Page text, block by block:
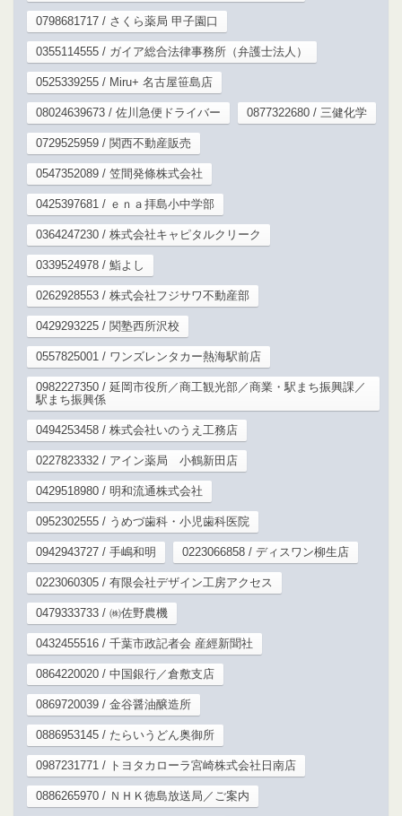
0798681717 / さくら薬局 甲子園口
0355114555 / ガイア総合法律事務所（弁護士法人）
0525339255 / Miru+ 名古屋笹島店
08024639673 / 佐川急便ドライバー 0877322680 / 三健化学
0729525959 / 関西不動産販売
0547352089 / 笠間発條株式会社
0425397681 / ｅｎａ拝島小中学部
0364247230 / 株式会社キャピタルクリーク
0339524978 / 鮨よし
0262928553 / 株式会社フジサワ不動産部
0429293225 / 関塾西所沢校
0557825001 / ワンズレンタカー熱海駅前店
0982227350 / 延岡市役所／商工観光部／商業・駅まち振興課／
駅まち振興係
0494253458 / 株式会社いのうえ工務店
0227823332 / アイン薬局 小鶴新田店
0429518980 / 明和流通株式会社
0952302555 / うめづ歯科・小児歯科医院
0942943727 / 手嶋和明 0223066858 / ディスワン柳生店
0223060305 / 有限会社デザイン工房アクセス
0479333733 / ㈱佐野農機
0432455516 / 千葉市政記者会 産經新聞社
0864220020 / 中国銀行／倉敷支店
0869720039 / 金谷醤油醸造所
0886953145 / たらいうどん奥御所
0987231771 / トヨタカローラ宮崎株式会社日南店
0886265970 / ＮＨＫ徳島放送局／ご案内